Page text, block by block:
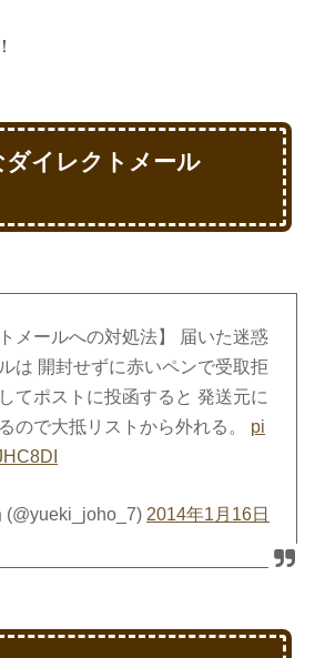
ダイレクトメール
メールへの対処法】 届いた迷惑
は 開封せずに赤いペンで受取拒
てポストに投函すると 発送元に
ので大抵リストから外れる。 pi
(@yueki_joho_7)2014年1月16日